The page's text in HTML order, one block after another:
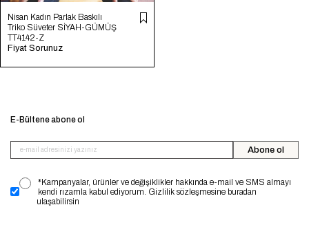
Nisan Kadın Parlak Baskılı
Triko Süveter SİYAH-GÜMÜŞ
TT4142-Z
Fiyat Sorunuz
E-Bültene abone ol
Abone ol
*Kampanyalar, ürünler ve değişiklikler hakkında e-mail ve SMS almayı
kendi rızamla kabul ediyorum. Gizlilik sözleşmesine buradan
ulaşabilirsin